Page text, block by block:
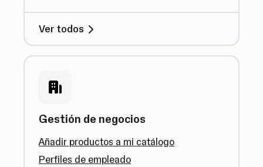
Ver todos
Gestión de negocios
Añadir productos a mi catálogo
Perfiles de empleado